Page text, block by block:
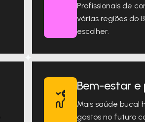
Profissionais de
várias regiões do
escolher.
Bem-estar e
Mais saúde bucal
gastos no futuro